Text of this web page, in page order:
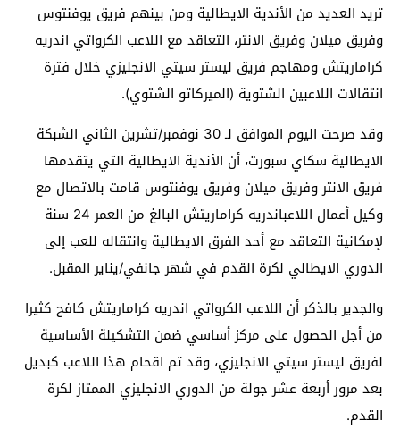
تريد العديد من الأندية الايطالية ومن بينهم فريق يوفنتوس
وفريق ميلان وفريق الانتر، التعاقد مع اللاعب الكرواتي اندريه
كراماريتش ومهاجم فريق ليستر سيتي الانجليزي خلال فترة
انتقالات اللاعبين الشتوية (الميركاتو الشتوي).
وقد صرحت اليوم الموافق لـ 30 نوفمبر/تشرين الثاني الشبكة
الايطالية سكاي سبورت، أن الأندية الايطالية التي يتقدمها
فريق الانتر وفريق ميلان وفريق يوفنتوس قامت بالاتصال مع
وكيل أعمال اللاعباندريه كراماريتش البالغ من العمر 24 سنة
لإمكانية التعاقد مع أحد الفرق الايطالية وانتقاله للعب إلى
الدوري الايطالي لكرة القدم في شهر جانفي/يناير المقبل.
والجدير بالذكر أن اللاعب الكرواتي اندريه كراماريتش كافح كثيرا
من أجل الحصول على مركز أساسي ضمن التشكيلة الأساسية
لفريق ليستر سيتي الانجليزي، وقد تم اقحام هذا اللاعب كبديل
بعد مرور أربعة عشر جولة من الدوري الانجليزي الممتاز لكرة
القدم.